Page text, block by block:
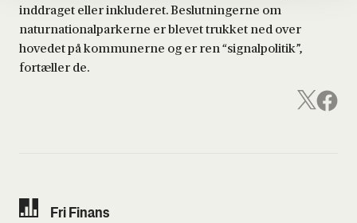
inddraget eller inkluderet. Beslutningerne om
naturnationalparkerne er blevet trukket ned over
hovedet på kommunerne og er ren “signalpolitik”,
fortæller de.
Fri Finans